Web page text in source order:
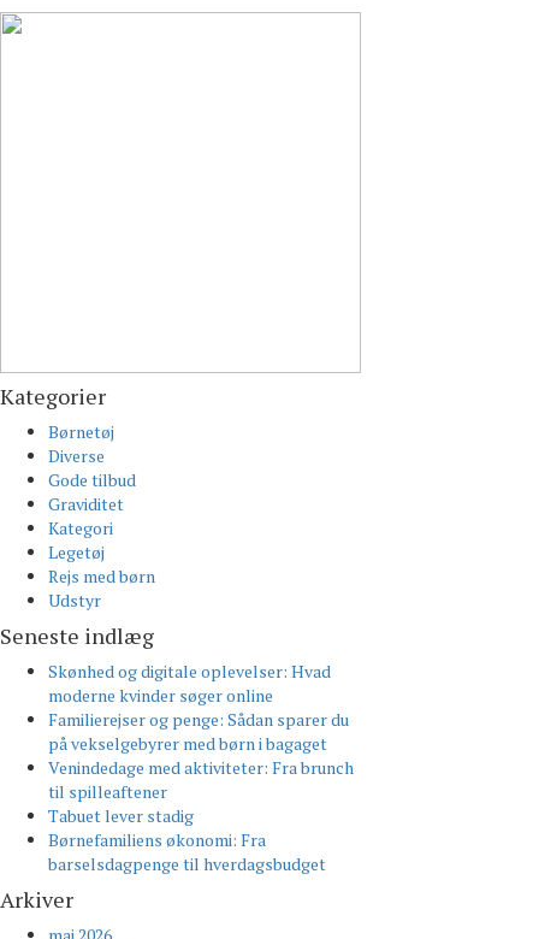
Kategorier
Børnetøj
Diverse
Gode tilbud
Graviditet
Kategori
Legetøj
Rejs med børn
Udstyr
Seneste indlæg
Skønhed og digitale oplevelser: Hvad
moderne kvinder søger online
Familierejser og penge: Sådan sparer du
på vekselgebyrer med børn i bagaget
Venindedage med aktiviteter: Fra brunch
til spilleaftener
Tabuet lever stadig
Børnefamiliens økonomi: Fra
barselsdagpenge til hverdagsbudget
Arkiver